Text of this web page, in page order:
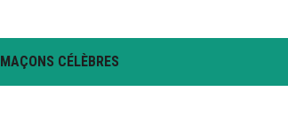
MAÇONS CÉLÈBRES